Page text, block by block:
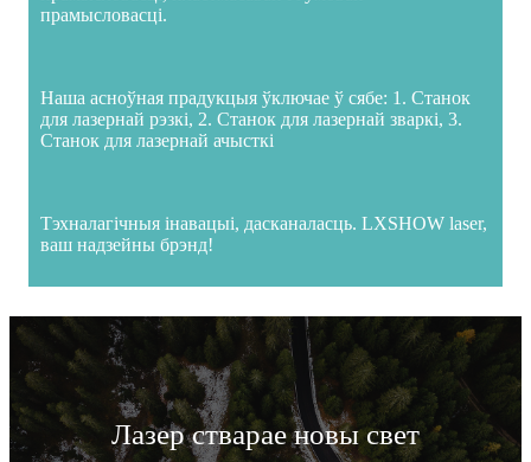
прамысловасці.
Наша асноўная прадукцыя ўключае ў сябе: 1. Станок
для лазернай рэзкі, 2. Станок для лазернай зваркі, 3.
Станок для лазернай ачысткі
Тэхналагічныя інавацыі, дасканаласць. LXSHOW laser,
ваш надзейны брэнд!
Лазер стварае новы свет